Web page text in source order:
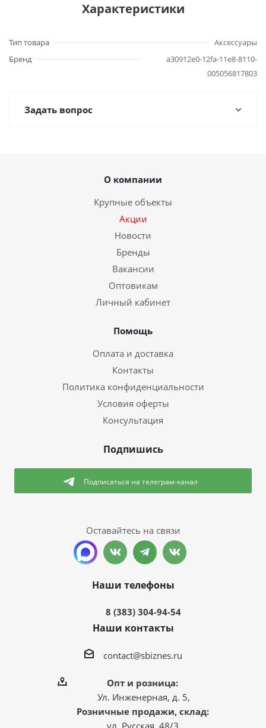
Характеристики
Тип товара
Аксессуары
Бренд
a30912e0-12fa-11e8-8110-
005056817803
Задать вопрос
О компании
Крупные объекты
Акции
Новости
Бренды
Вакансии
Оптовикам
Личный кабинет
Помощь
Оплата и доставка
Контакты
Политика конфиденциальности
Условия оферты
Консультация
Подпишись
Подписаться на телеграм-канал
Оставайтесь на связи
Наши телефоны
8 (383) 304-94-54
Наши контакты
contact@sbiznes.ru
Опт и розница:
Ул. Инженерная, д. 5,
Розничные продажи, склад:
ул. Русская, 48/3